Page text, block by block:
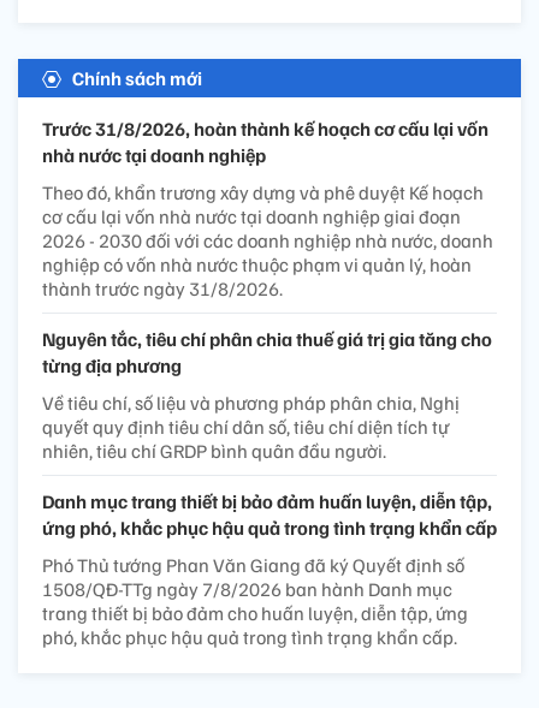
Chính sách mới
Trước 31/8/2026, hoàn thành kế hoạch cơ cấu lại vốn
nhà nước tại doanh nghiệp
Theo đó, khẩn trương xây dựng và phê duyệt Kế hoạch
cơ cấu lại vốn nhà nước tại doanh nghiệp giai đoạn
2026 - 2030 đối với các doanh nghiệp nhà nước, doanh
nghiệp có vốn nhà nước thuộc phạm vi quản lý, hoàn
thành trước ngày 31/8/2026.
Nguyên tắc, tiêu chí phân chia thuế giá trị gia tăng cho
từng địa phương
Về tiêu chí, số liệu và phương pháp phân chia, Nghị
quyết quy định tiêu chí dân số, tiêu chí diện tích tự
nhiên, tiêu chí GRDP bình quân đầu người.
Danh mục trang thiết bị bảo đảm huấn luyện, diễn tập,
ứng phó, khắc phục hậu quả trong tình trạng khẩn cấp
Phó Thủ tướng Phan Văn Giang đã ký Quyết định số
1508/QĐ-TTg ngày 7/8/2026 ban hành Danh mục
trang thiết bị bảo đảm cho huấn luyện, diễn tập, ứng
phó, khắc phục hậu quả trong tình trạng khẩn cấp.